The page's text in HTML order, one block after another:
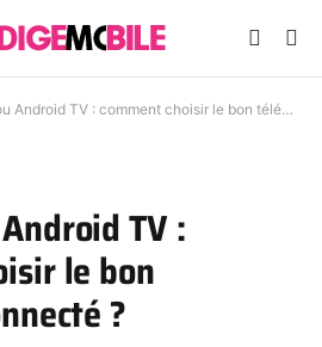
TV : comment choisir le bon téléviseur connecté ?
TV :
le bon
?